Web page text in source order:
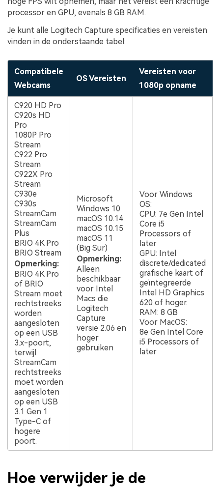
processor en GPU, evenals 8 GB RAM.
Je kunt alle Logitech Capture specificaties en vereisten
vinden in de onderstaande tabel:
Compatibele
Webcams
OS Vereisten
Vereisten voor
1080p opname
C920 HD Pro
C920s HD
Pro
1080P Pro
Stream
C922 Pro
Stream
C922X Pro
Stream
C930e
C930s
StreamCam
StreamCam
Plus
BRIO 4K Pro
BRIO Stream
Opmerking:
BRIO 4K Pro
of BRIO
Stream moet
rechtstreeks
worden
aangesloten
op een USB
3.x-poort,
terwijl
StreamCam
rechtstreeks
moet worden
aangesloten
op een USB
3.1 Gen 1
Type-C of
hogere
poort.
Microsoft
Windows 10
macOS 10.14
macOS 10.15
macOS 11
(Big Sur)
Opmerking:
Alleen
beschikbaar
voor Intel
Macs die
Logitech
Capture
versie 2.06 en
hoger
gebruiken
Voor Windows
OS:
CPU: 7e Gen Intel
Core i5
Processors of
later
GPU: Intel
discrete/dedicated
grafische kaart of
geïntegreerde
Intel HD Graphics
620 of hoger.
RAM: 8 GB
Voor MacOS:
8e Gen Intel Core
i5 Processors of
later
Hoe verwijder je de